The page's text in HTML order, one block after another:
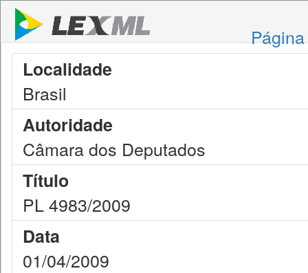
Localidade
Brasil
Autoridade
Câmara dos Deputados
Título
PL 4983/2009
Data
01/04/2009